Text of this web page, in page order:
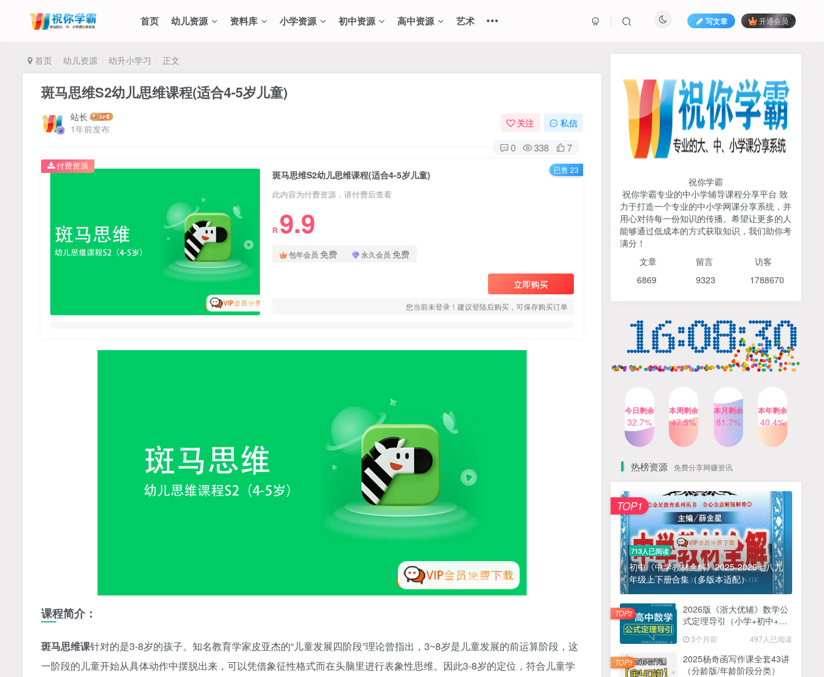
首页 幼儿资源 资料库 小学资源 初中资源 高中资源 艺术 写文章 开通会员
首页 幼儿资源 幼升小学习 正文
斑马思维S2幼儿思维课程(适合4-5岁儿童)
站长
1年前发布
关注 私信
0 338 7
斑马思维S2幼儿思维课程(适合4-5岁儿童)
此内容为付费资源，请付费后查看
R 9.9
包年会员 免费 永久会员 免费
立即购买
您当前未登录！建议登陆后购买，可保存购买订单
付费资源 已售 23
课程简介：
斑马思维课针对的是3-8岁的孩子。知名教育学家皮亚杰的“儿童发展四阶段”理论曾指出，3~8岁是儿童发展的前运算阶段，这
一阶段的儿童开始从具体动作中摆脱出来，可以凭借象征性格式而在头脑里进行表象性思维。因此3-8岁的定位，符合儿童学
713人已阅读
初中《中学教材全解》2025-2026七八九
TOP1
2026版《浙大优辅》数学公
式定理导引（小学+初中+高
中全套）PDF
3个月前 497人已阅读
TOP2
（分龄版/年龄阶段分类）
4个月前 486人已阅读
3个月前 420人已阅读
清华帅爸数学思维（抖音）|
小学+初中课程视频合集
TOP5
乐乐课堂小学奥数1-6年级
动画课程715集+配套练习册
高清PDF
6个月前 412人已阅读
祝你学霸
祝你学霸专业的中小学辅导课程分享平台 致
力于打造一个专业的中小学网课分享系统，并
用心对待每一份知识的传播。希望让更多的人
能够通过低成本的方式获取知识，我们助你考
满分！
文章 留言 访客
6869 9323 1788670
今日剩余
32.7%
本周剩余
47.5%
本月剩余
81.7%
本年剩余
40.4%
热榜资源 免费分享网赚资讯
713人已阅读
初中《中学教材全解》2025-2026七八九
年级上下册合集（多版本适配）
TOP1
2026版《浙大优辅》数学公
式定理导引（小学+初中+高
3个月前 497人已阅读
TOP2
2025杨奇函写作课全套43讲
（分龄版/年龄阶段分类）
TOP3